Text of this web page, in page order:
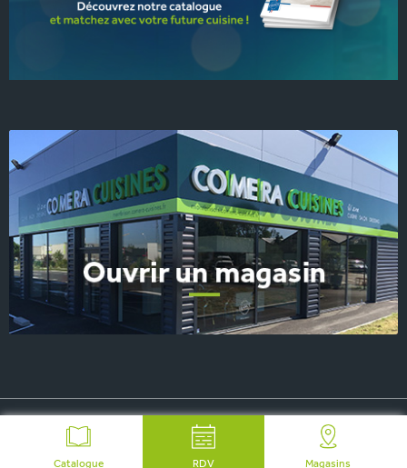
Catalogue RDV Magasins
© 2026 COMERA Cuisines, tous droits réservés Plan du site
-FAQ